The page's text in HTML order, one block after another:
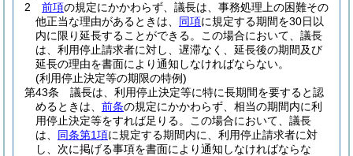
2
前項の規定にかかわらず、議長は、事務処理上の困難その
他正当な理由があるときは、 同項に規定する期間を30日以
内に限り延長することができる。
この場合において、議長
は、利用停止請求者に対し、遅滞なく、延長後の期間及び
延長の理由を書面により通知しなければならない。
(利用停止決定等の期限の特例)
第43条
議長は、利用停止決定等に特に長期間を要すると認
めるときは、 前条の規定にかかわらず、相当の期間内に利
用停止決定等をすれば足りる。
この場合において、議長
は、 同条第1項に規定する期間内に、利用停止請求者に対
し、次に掲げる事項を書面により通知しなければならな